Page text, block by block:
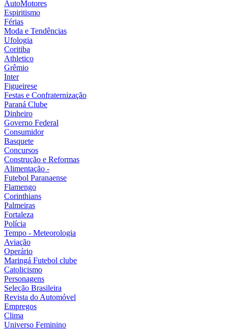
AutoMotores
Espiritismo
Férias
Moda e Tendências
Ufologia
Coritiba
Athletico
Grêmio
Inter
Figueirese
Festas e Confraternização
Paraná Clube
Dinheiro
Governo Federal
Consumidor
Basquete
Concursos
Construção e Reformas
Alimentação -
Futebol Paranaense
Flamengo
Corinthians
Palmeiras
Fortaleza
Polícia
Tempo - Meteorologia
Aviação
Operário
Maringá Futebol clube
Catolicismo
Personagens
Seleção Brasileira
Revista do Automóvel
Empregos
Clima
Universo Feminino